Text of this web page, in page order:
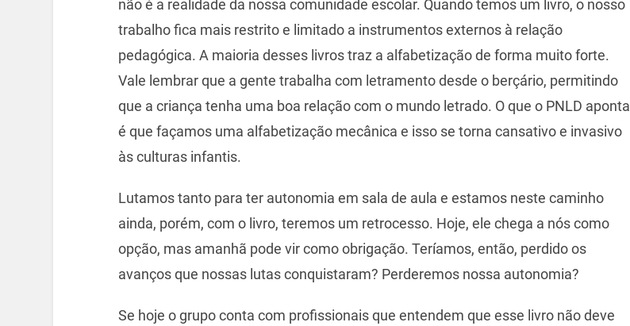
não é a realidade da nossa comunidade escolar. Quando temos um livro, o nosso
trabalho fica mais restrito e limitado a instrumentos externos à relação
pedagógica. A maioria desses livros traz a alfabetização de forma muito forte.
Vale lembrar que a gente trabalha com letramento desde o berçário, permitindo
que a criança tenha uma boa relação com o mundo letrado. O que o PNLD aponta
é que façamos uma alfabetização mecânica e isso se torna cansativo e invasivo
às culturas infantis.
Lutamos tanto para ter autonomia em sala de aula e estamos neste caminho
ainda, porém, com o livro, teremos um retrocesso. Hoje, ele chega a nós como
opção, mas amanhã pode vir como obrigação. Teríamos, então, perdido os
avanços que nossas lutas conquistaram? Perderemos nossa autonomia?
Se hoje o grupo conta com profissionais que entendem que esse livro não deve